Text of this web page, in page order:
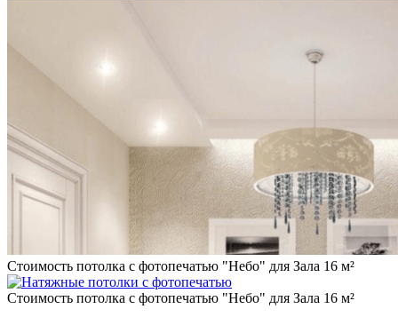
Стоимость потолка с фотопечатью "Небо" для Зала 16 м²
Стоимость потолка с фотопечатью "Небо" для Зала 16 м²